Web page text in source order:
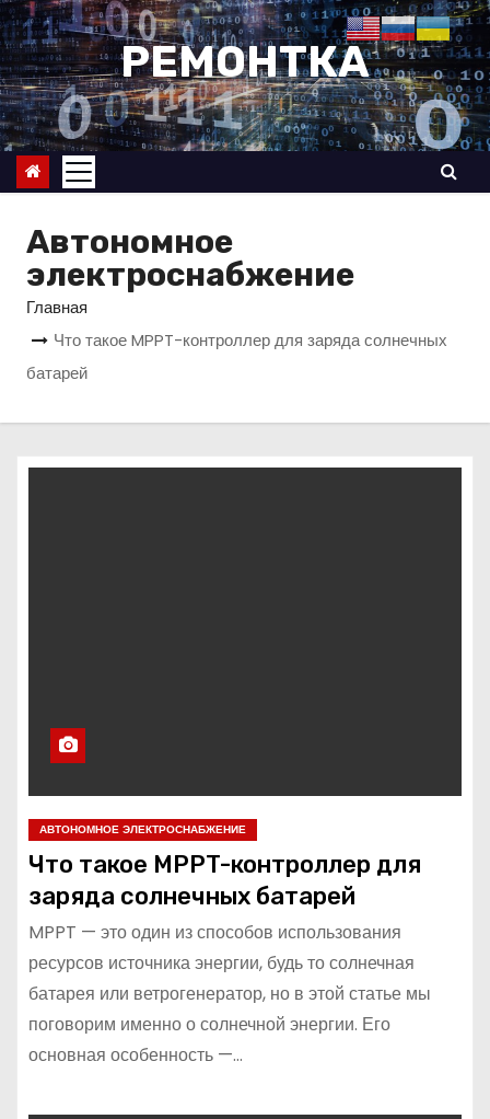
П
е
р
е
й
и
РЕМОНТКА
Автономное
электроснабжение
Главная
Что такое MPPT-контроллер для заряда солнечных
батарей
АВТОНОМНОЕ ЭЛЕКТРОСНАБЖЕНИЕ
Что такое MPPT-контроллер для
заряда солнечных батарей
MPPT — это один из способов использования
ресурсов источника энергии, будь то солнечная
батарея или ветрогенератор, но в этой статье мы
поговорим именно о солнечной энергии. Его
основная особенность —…